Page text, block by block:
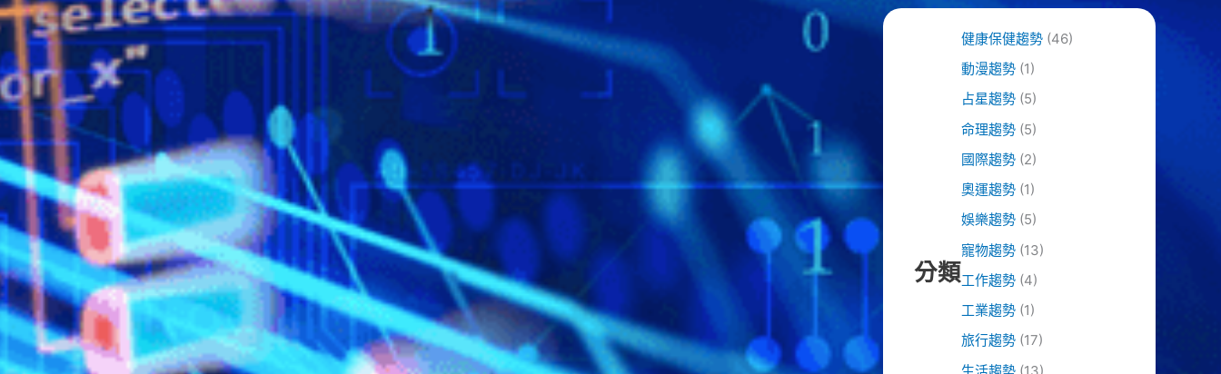
分類
健康保健趨勢(46)
動漫趨勢(1)
占星趨勢(5)
命理趨勢(5)
國際趨勢(2)
奧運趨勢(1)
娛樂趨勢(5)
寵物趨勢(13)
工作趨勢(4)
工業趨勢(1)
旅行趨勢(17)
生活趨勢(13)